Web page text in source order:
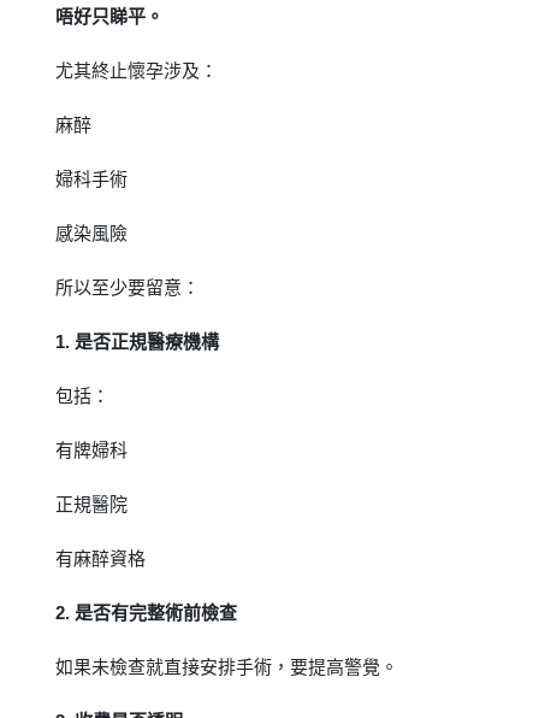
唔好只睇平。
尤其終止懷孕涉及：
麻醉
婦科手術
感染風險
所以至少要留意：
1. 是否正規醫療機構
包括：
有牌婦科
正規醫院
有麻醉資格
2. 是否有完整術前檢查
如果未檢查就直接安排手術，要提高警覺。